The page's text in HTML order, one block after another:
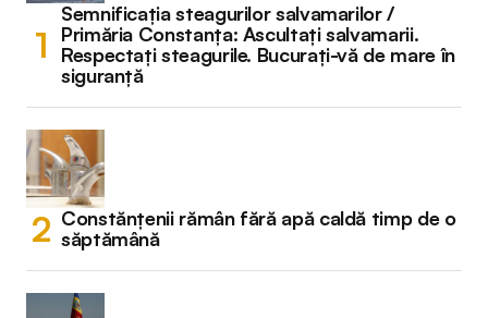
Semnificația steagurilor salvamarilor /
Primăria Constanța: Ascultați salvamarii.
Respectați steagurile. Bucurați-vă de mare în
siguranță
Constănțenii rămân fără apă caldă timp de o
săptămână